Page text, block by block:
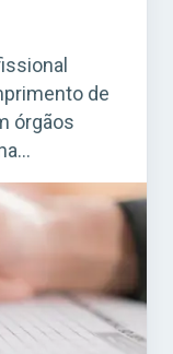
de
órgãos
obras,
seguir
o Curso
comum
Para